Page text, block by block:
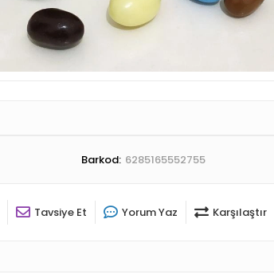
Barkod: 6285165552755
Tavsiye Et Yorum Yaz Karşılaştır